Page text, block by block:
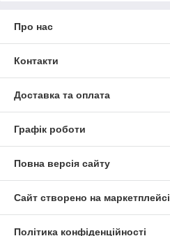
Про нас
Контакти
Доставка та оплата
Графік роботи
Повна версія сайту
Сайт створено на маркетплейсі
Політика конфіденційності